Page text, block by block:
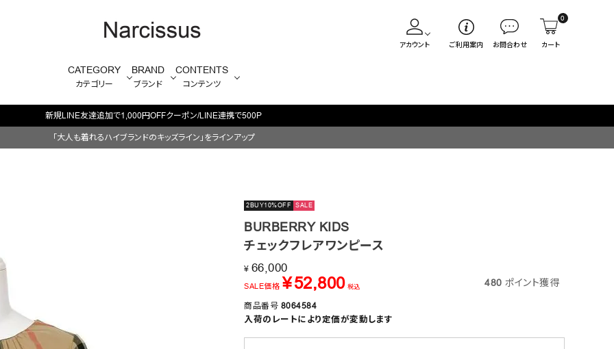
アカウント ご利用案内 お問合わせ
0
カート
CATEGORY
カテゴリー
BRAND
ブランド
CONTENTS
コンテンツ
新規LINE友達追加で1,000円OFFクーポン/LINE連携で500P
「大人も着れるハイブランドのキッズライン」をラインアップ
2BUY10%OFF SALE
BURBERRY KIDS
チェックフレアワンピース
¥ 66,000
SALE価格 ¥52,800 税込 480 ポイント獲得
商品番号 8064584
入荷のレートにより定価が変動します